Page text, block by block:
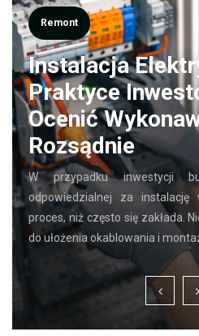
Remont
Instalacja
Praktyce
Ocenić
Rozsądnie
W przypadku inwestycji
odpowiedzialnej za instalację
proces, niż często się zakłada.
do ułożenia okablowania i